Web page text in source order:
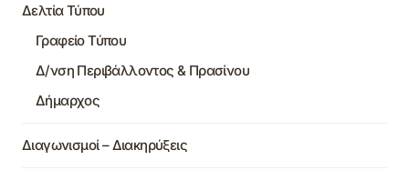
Δελτία Τύπου
Γραφείο Τύπου
Δ/νση Περιβάλλοντος & Πρασίνου
Δήμαρχος
Διαγωνισμοί – Διακηρύξεις